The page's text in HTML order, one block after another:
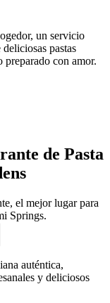
un servicio
pastas
preparado con amor.
de Pasta
el mejor lugar para
Springs.
auténtica,
y deliciosos